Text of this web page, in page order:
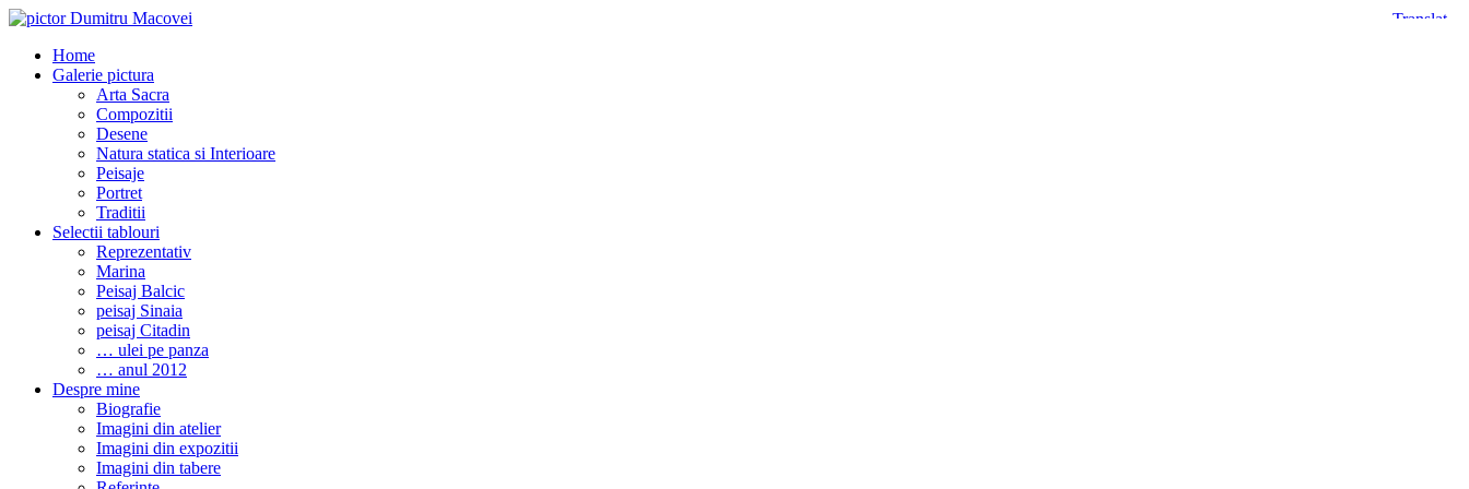
Home
Galerie pictura
Arta Sacra
Compozitii
Desene
Natura statica si Interioare
Peisaje
Portret
Traditii
Selectii tablouri
Reprezentativ
Marina
Peisaj Balcic
peisaj Sinaia
peisaj Citadin
… ulei pe panza
… anul 2012
Despre mine
Biografie
Imagini din atelier
Imagini din expozitii
Imagini din tabere